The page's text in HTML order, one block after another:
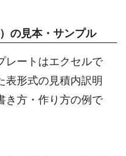
の見本・サンプル
レートはエクセルで
表形式の見積内訳明
き方・作り方の例で